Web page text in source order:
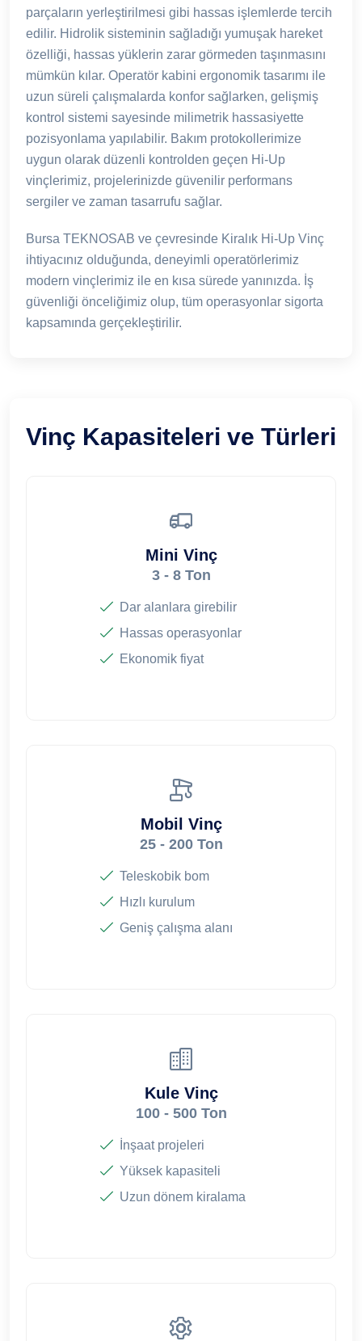
parçaların yerleştirilmesi gibi hassas işlemlerde tercih
edilir. Hidrolik sisteminin sağladığı yumuşak hareket
özelliği, hassas yüklerin zarar görmeden taşınmasını
mümkün kılar. Operatör kabini ergonomik tasarımı ile
uzun süreli çalışmalarda konfor sağlarken, gelişmiş
kontrol sistemi sayesinde milimetrik hassasiyette
pozisyonlama yapılabilir. Bakım protokollerimize
uygun olarak düzenli kontrolden geçen Hi-Up
vinçlerimiz, projelerinizde güvenilir performans
sergiler ve zaman tasarrufu sağlar.
Bursa TEKNOSAB ve çevresinde Kiralık Hi-Up Vinç
ihtiyacınız olduğunda, deneyimli operatörlerimiz
modern vinçlerimiz ile en kısa sürede yanınızda. İş
güvenliği önceliğimiz olup, tüm operasyonlar sigorta
kapsamında gerçekleştirilir.
Vinç Kapasiteleri ve Türleri
Mini Vinç
3 - 8 Ton
Dar alanlara girebilir
Hassas operasyonlar
Ekonomik fiyat
Mobil Vinç
25 - 200 Ton
Teleskobik bom
Hızlı kurulum
Geniş çalışma alanı
Kule Vinç
100 - 500 Ton
İnşaat projeleri
Yüksek kapasiteli
Uzun dönem kiralama